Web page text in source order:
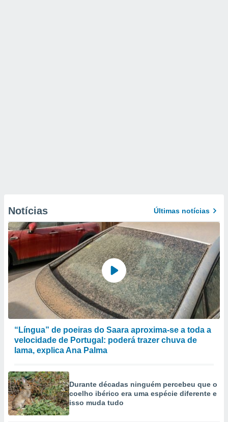
Notícias Últimas notícias
“Língua” de poeiras do Saara aproxima-se a toda a
velocidade de Portugal: poderá trazer chuva de
lama, explica Ana Palma
Durante décadas ninguém percebeu que o
coelho ibérico era uma espécie diferente e
isso muda tudo